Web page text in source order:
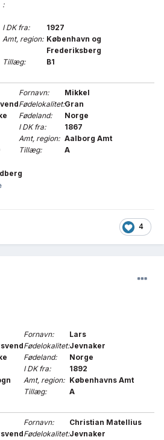
:
I DK fra:
1927
Amt, region: København og
Frederiksberg
Tillæg:
B1
Fornavn:
Mikkel
Fødelokalitet:Gran
Fødeland:
Norge
I DK fra:
1867
Amt, region: Aalborg Amt
Tillæg:
A
4
Fornavn:
Lars
Fødelokalitet:Jevnaker
Fødeland:
Norge
I DK fra:
1892
Amt, region: Københavns Amt
Tillæg:
A
Fornavn:
Christian Matellius
Fødelokalitet:Jevnaker